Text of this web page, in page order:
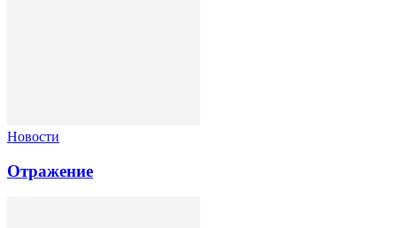
Новости
Отражение